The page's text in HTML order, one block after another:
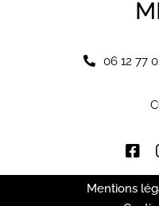
06 12 77
Mentions